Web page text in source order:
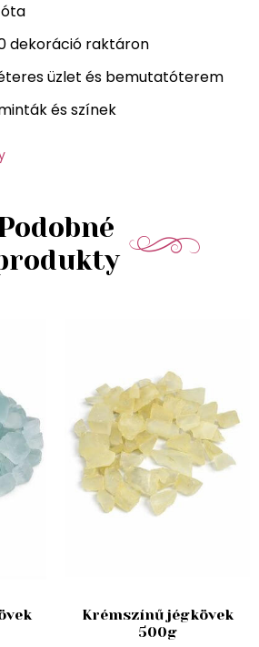
óta
dekoráció raktáron
üzlet és bemutatóterem
és színek
Krémszínű jégkövek
500g